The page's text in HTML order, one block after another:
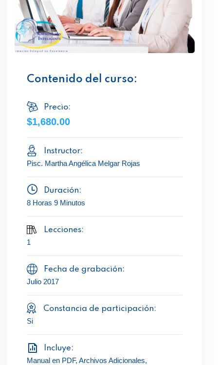
Contenido del curso:
Precio:
$1,680.00
Instructor:
Pisc. Martha Angélica Melgar Rojas
Duración:
8 Horas 9 Minutos
Lecciones:
1
Fecha de grabación:
Julio 2017
Constancia de participación:
Si
Incluye:
Manual en PDF, Archivos Adicionales,